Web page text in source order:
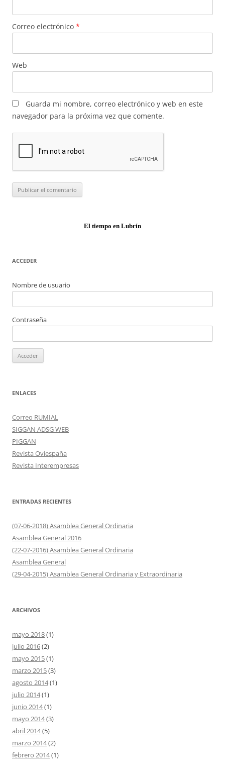
Correo electrónico *
Web
Guarda mi nombre, correo electrónico y web en este
navegador para la próxima vez que comente.
El tiempo en Lubrín
ACCEDER
Nombre de usuario
Contraseña
ENLACES
Correo RUMIAL
SIGGAN ADSG WEB
PIGGAN
Revista Oviespaña
Revista Interempresas
ENTRADAS RECIENTES
(07-06-2018) Asamblea General Ordinaria
Asamblea General 2016
(22-07-2016) Asamblea General Ordinaria
Asamblea General
(29-04-2015) Asamblea General Ordinaria y Extraordinaria
ARCHIVOS
mayo 2018(1)
julio 2016(2)
mayo 2015(1)
marzo 2015(3)
agosto 2014(1)
julio 2014(1)
junio 2014(1)
mayo 2014(3)
abril 2014(5)
marzo 2014(2)
febrero 2014(1)